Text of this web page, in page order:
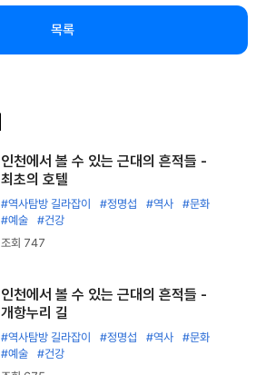
목록
인천에서 볼 수 있는 근대의 흔적들 -
최초의 호텔
#역사탐방 길라잡이 #정명섭 #역사
#문화
#예술
#건강
조회 747
인천에서 볼 수 있는 근대의 흔적들 -
개항누리 길
#역사탐방 길라잡이 #정명섭 #역사
#문화
#예술
#건강